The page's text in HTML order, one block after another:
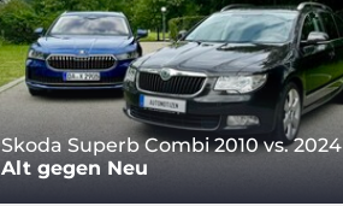
Skoda Superb Combi 2010 vs. 2024
Alt gegen Neu